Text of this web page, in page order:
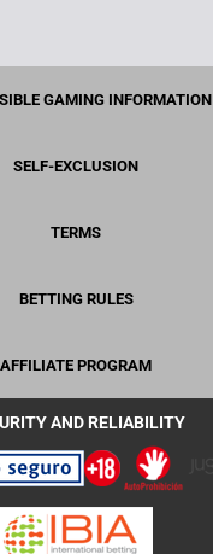
GAMING INFORMATION
SELF-EXCLUSION
TERMS
BETTING RULES
AFFILIATE PROGRAM
AND RELIABILITY